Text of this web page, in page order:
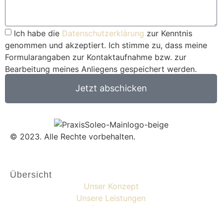
Ich habe die Datenschutzerklärung zur Kenntnis
genommen und akzeptiert. Ich stimme zu, dass meine
Formularangaben zur Kontaktaufnahme bzw. zur
Bearbeitung meines Anliegens gespeichert werden.
Jetzt abschicken
© 2023. Alle Rechte vorbehalten.
Übersicht
Unser Konzept
Unsere Leistungen